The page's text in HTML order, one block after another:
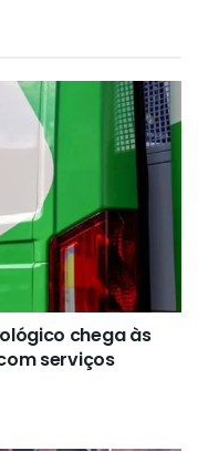
chega às
serviços